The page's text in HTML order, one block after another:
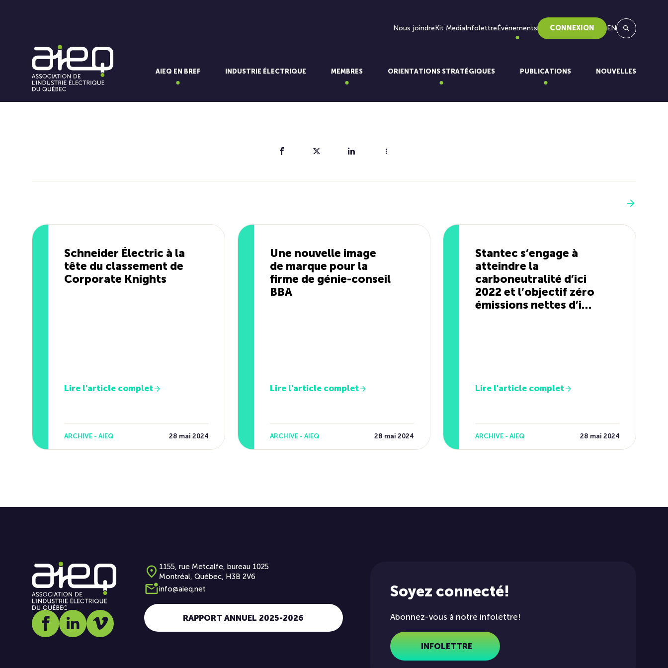
Nous joindreKit MediaInfolettreÉvénements CONNEXION EN
AIEQ EN BREF INDUSTRIE ÉLECTRIQUE MEMBRES ORIENTATIONS STRATÉGIQUES PUBLICATIONS NOUVELLES
Schneider Électric à la
tête du classement de
Corporate Knights
Lire l'article complet
ARCHIVE - AIEQ 28 mai 2024
Une nouvelle image
de marque pour la
firme de génie-conseil
BBA
Lire l'article complet
ARCHIVE - AIEQ 28 mai 2024
Stantec s’engage à
atteindre la
carboneutralité d’ici
2022 et l’objectif zéro
émissions nettes d’ici
Lire l'article complet
ARCHIVE - AIEQ 28 mai 2024
Social media link icon-facebook
Social media link icon-linkedin
Social media link icon-vimeo
1155, rue Metcalfe, bureau 1025
Montréal, Québec, H3B 2V6
info@aieq.net
RAPPORT ANNUEL 2025-2026
Soyez connecté!
Abonnez-vous à notre infolettre!
INFOLETTRE